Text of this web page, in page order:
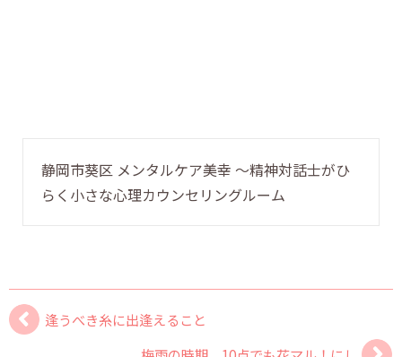
静岡市葵区 メンタルケア美幸 〜精神対話士がひ
らく小さな心理カウンセリングルーム
逢うべき糸に出逢えること